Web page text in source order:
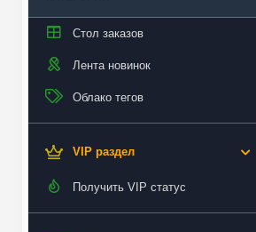
Стол заказов
Лента новинок
Облако тегов
VIP раздел
Получить VIP статус